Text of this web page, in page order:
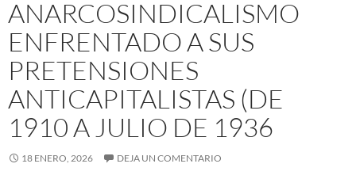
ANARCOSINDICALISMO
ENFRENTADO A SUS
PRETENSIONES
ANTICAPITALISTAS (DE
1910 A JULIO DE 1936
18 ENERO, 2026 DEJA UN COMENTARIO